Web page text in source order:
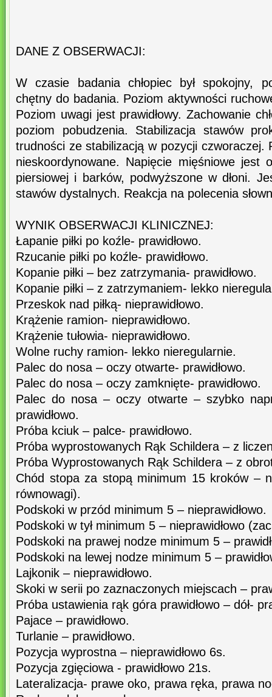
DANE Z OBSERWACJI:
W czasie badania chłopiec był spokojny,
chętny do badania. Poziom aktywności
Poziom uwagi jest prawidłowy. Zachowanie
poziom pobudzenia. Stabilizacja stawów
trudności ze stabilizacją w pozycji czworaczej.
nieskoordynowane. Napięcie mięśniowe jest
piersiowej i barków, podwyższone w dłoni.
stawów dystalnych. Reakcja na polecenia
WYNIK OBSERWACJI KLINICZNEJ:
Łapanie piłki po koźle- prawidłowo.
Rzucanie piłki po koźle- prawidłowo.
Kopanie piłki – bez zatrzymania- prawidłowo.
Kopanie piłki – z zatrzymaniem- lekko
Przeskok nad piłką- nieprawidłowo.
Krążenie ramion- nieprawidłowo.
Krążenie tułowia- nieprawidłowo.
Wolne ruchy ramion- lekko nieregularnie.
Palec do nosa – oczy otwarte- prawidłowo.
Palec do nosa – oczy zamknięte- prawidłowo.
Palec do nosa – oczy otwarte – szybko
prawidłowo.
Próba kciuk – palce- prawidłowo.
Próba wyprostowanych Rąk Schildera – z
Próba Wyprostowanych Rąk Schildera – z
Chód stopa za stopą minimum 15 kroków –
równowagi).
Podskoki w przód minimum 5 – nieprawidłowo.
Podskoki w tył minimum 5 – nieprawidłowo
Podskoki na prawej nodze minimum 5 –
Podskoki na lewej nodze minimum 5 –
Lajkonik – nieprawidłowo.
Skoki w serii po zaznaczonych miejscach –
Próba ustawienia rąk góra prawidłowo – dół-
Pajace – prawidłowo.
Turlanie – prawidłowo.
Pozycja wyprostna – nieprawidłowo 6s.
Pozycja zgięciowa - prawidłowo 21s.
Lateralizacja- prawe oko, prawa ręka, prawa